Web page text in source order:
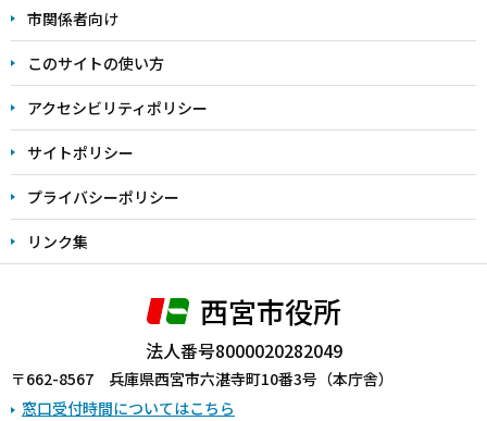
こ
ま
市関係者向け
このサイトの使い方
アクセシビリティポリシー
サイトポリシー
プライバシーポリシー
リンク集
西宮市役所
法人番号8000020282049
〒662-8567 兵庫県西宮市六湛寺町10番3号（本庁舎）
窓口受付時間についてはこちら